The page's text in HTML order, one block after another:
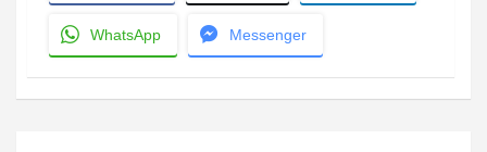
WhatsApp Messenger